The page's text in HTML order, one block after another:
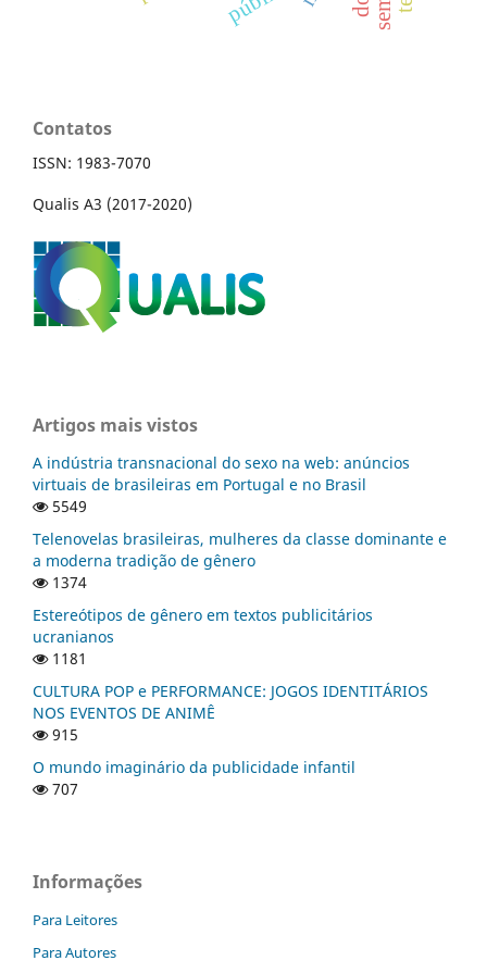
Contatos
ISSN: 1983-7070
Qualis A3 (2017-2020)
Artigos mais vistos
A indústria transnacional do sexo na web: anúncios
virtuais de brasileiras em Portugal e no Brasil
5549
Telenovelas brasileiras, mulheres da classe dominante e
a moderna tradição de gênero
1374
Estereótipos de gênero em textos publicitários
ucranianos
1181
CULTURA POP e PERFORMANCE: JOGOS IDENTITÁRIOS
NOS EVENTOS DE ANIMÊ
915
O mundo imaginário da publicidade infantil
707
Informações
Para Leitores
Para Autores